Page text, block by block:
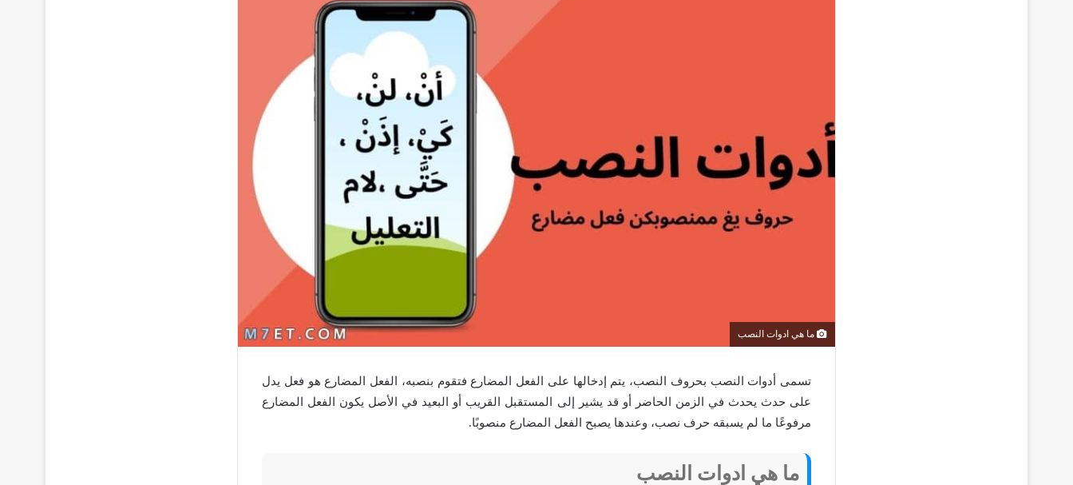
ما هي ادوات النصب
تسمى أدوات النصب بحروف النصب، يتم إدخالها على الفعل المضارع فتقوم بنصبه، الفعل المضارع هو فعل يدل
على حدث يحدث في الزمن الحاضر أو قد يشير إلى المستقبل القريب أو البعيد في الأصل يكون الفعل المضارع
مرفوعًا ما لم يسبقه حرف نصب، وعندها يصبح الفعل المضارع منصوبًا.
ما هي ادوات النصب